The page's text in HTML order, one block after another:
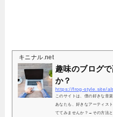
キニナル.net
趣味のブログ
か？
https://frog-style.site/
このサイトは、僕の好きな音
あなたも、好きなアーティス
ててみませんか？→その方法